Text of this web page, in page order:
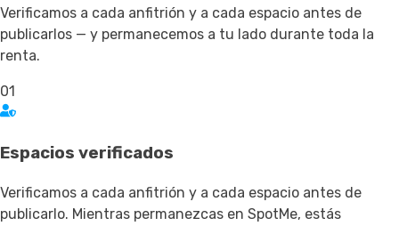
Verificamos a cada anfitrión y a cada espacio antes de
publicarlos — y permanecemos a tu lado durante toda la
renta.
01
Espacios verificados
Verificamos a cada anfitrión y a cada espacio antes de
publicarlo. Mientras permanezcas en SpotMe, estás